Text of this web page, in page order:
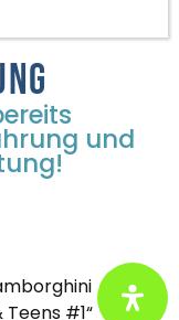
und
#1“